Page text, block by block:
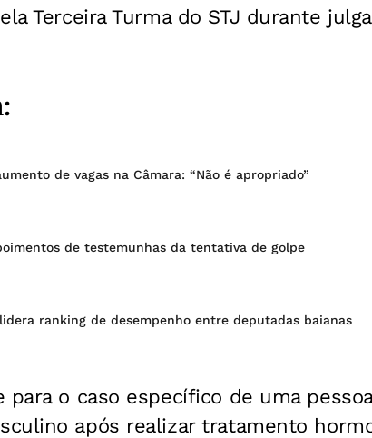
Terceira Turma do STJ durante
de vagas na Câmara: “Não é apropriado”
de testemunhas da tentativa de golpe
ranking de desempenho entre deputadas baianas
para o caso específico de uma
após realizar tratamento